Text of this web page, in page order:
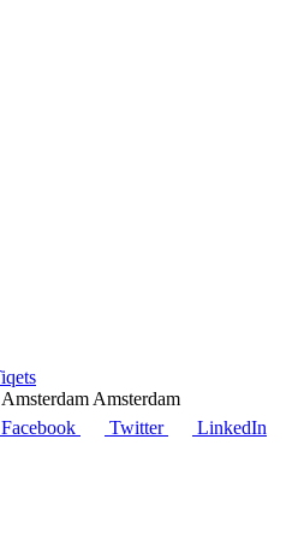
Amsterdam
Facebook Twitter LinkedIn